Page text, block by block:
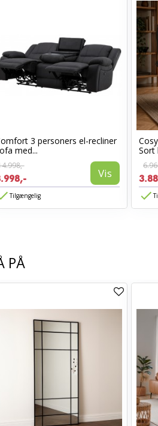
3 personers el-recliner
med...
Vis
Tilgængelig
PÅ